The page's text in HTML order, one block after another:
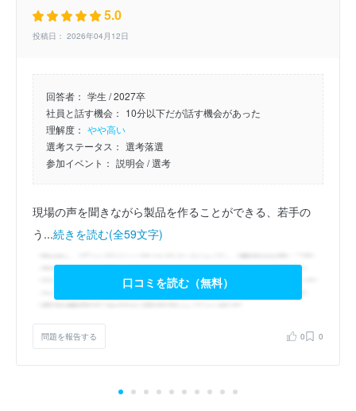
5.0
投稿日： 2026年04月12日
回答者： 学生 / 2027卒
社員と話す機会： 10分以下だが話す機会があった
理解度： やや高い
選考ステータス： 選考落選
参加イベント： 説明会/ 選考
現場の声を聞きながら製品を作ることができる、若手の
う...続きを読む(全59文字)
口コミを読む（無料）
問題を報告する 0 0